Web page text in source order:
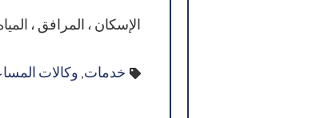
الإسكان ، المرافق ،
خدمات, وكالات